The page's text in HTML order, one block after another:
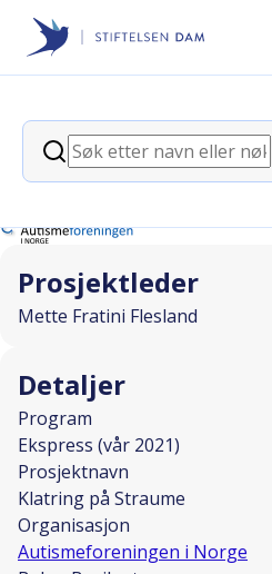
Stiftelsen Dam
Søk
back
Klatring på Straume
Prosjektleder
Mette Fratini Flesland
Detaljer
Program
Ekspress (vår 2021)
Prosjektnavn
Klatring på Straume
Organisasjon
Autismeforeningen i Norge